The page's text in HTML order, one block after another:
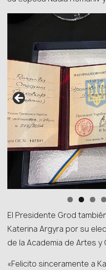
El Presidente Grod
Katerina Argyra por su
de la Academia de Artes y
«Felicito sinceramente a